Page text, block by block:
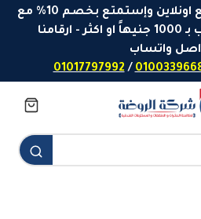
او إدفع اونلاين وإستمتع بخصم 10% مع
شحن مجاني لأي طلب بـ 1000 جنيهاً او اكثر - ارقامنا
واتساب
/
01017797992